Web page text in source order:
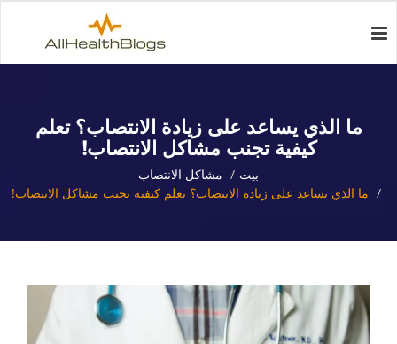
ما الذي يساعد على زيادة الانتصاب؟ تعلم
كيفية تجنب مشاكل الانتصاب!
بيت
مشاكل الانتصاب
ما الذي يساعد على زيادة الانتصاب؟ تعلم كيفية تجنب مشاكل الانتصاب!